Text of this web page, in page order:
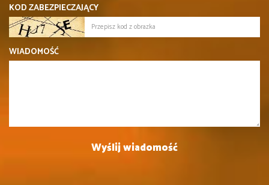
KOD ZABEZPIECZAJĄCY
WIADOMOŚĆ